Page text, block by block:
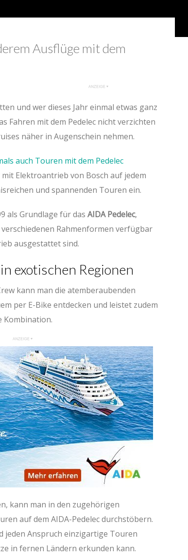
Ausflüge mit dem
und wer dieses Jahr einmal etwas ganz
Fahren mit dem Pedelec nicht verzichten
näher in Augenschein nehmen.
auch Touren mit dem Pedelec
Elektroantrieb von Bosch auf jedem
und spannenden Touren ein.
als Grundlage für das AIDA Pedelec,
verschiedenen Rahmenformen verfügbar
ausgestattet sind.
exotischen Regionen
kann man die atemberaubenden
per E-Bike entdecken und leistet zudem
Kombination.
kann man in den zugehörigen
auf dem AIDA-Pedelec durchstöbern.
jeden Anspruch einzigartige Touren
in fernen Ländern erkunden kann.